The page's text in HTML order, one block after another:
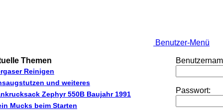
Themen
Reinigen
und weiteres
Zephyr 550B Baujahr 1991
Mucks beim Starten
Benutzer-Menü
Passwort: